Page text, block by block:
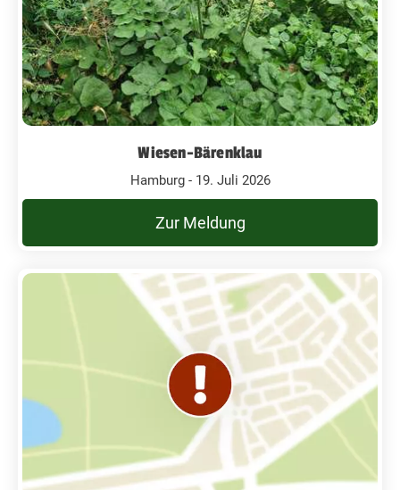
Wiesen-Bärenklau
Hamburg - 19. Juli 2026
Zur Meldung